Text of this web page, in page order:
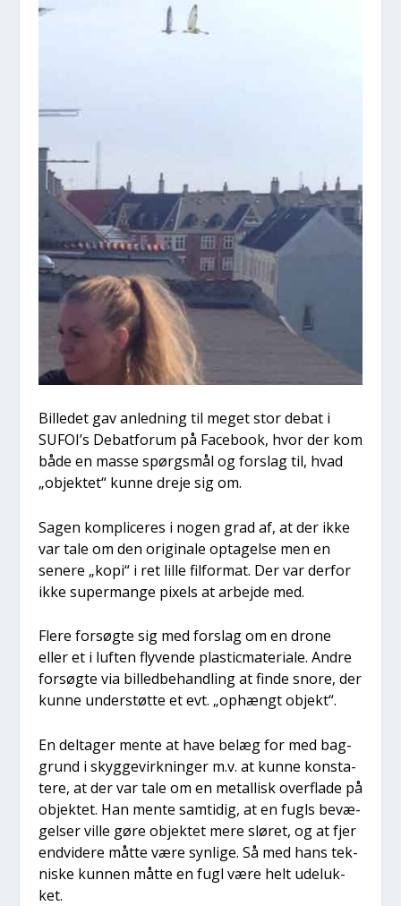
Bil­le­det gav anled­ning til meget stor debat i
SUFOI’s Debat­forum på Face­book, hvor der kom
både en mas­se spørgs­mål og for­slag til, hvad
„objek­tet“ kun­ne dre­je sig om.
Sagen kom­pli­ce­res i nogen grad af, at der ikke
var tale om den ori­gi­na­le opta­gel­se men en
sene­re „kopi“ i ret lil­le fil­for­mat. Der var der­for
ikke super­man­ge pixels at arbej­de med.
Fle­re for­søg­te sig med for­slag om en dro­ne
eller et i luf­ten fly­ven­de pla­sti­c­ma­te­ri­a­le. Andre
for­søg­te via bil­led­be­hand­ling at fin­de sno­re, der
kun­ne under­støt­te et evt. „ophængt objekt“.
En del­ta­ger men­te at have belæg for med bag­
grund i skyg­ge­virk­nin­ger m.v. at kun­ne kon­sta­
te­re, at der var tale om en metal­lisk over­fla­de på
objek­tet. Han men­te sam­ti­dig, at en fugls bevæ­
gel­ser vil­le gøre objek­tet mere slø­ret, og at fjer
end­vi­de­re måt­te være syn­li­ge. Så med hans tek­
ni­ske kun­nen måt­te en fugl være helt ude­luk­
ket.